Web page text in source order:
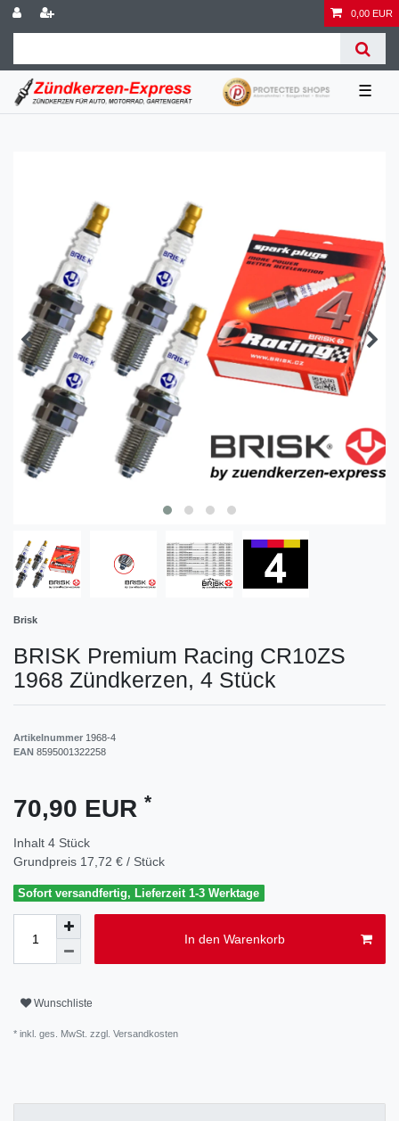
0,00 EUR
☰
Brisk
BRISK Premium Racing CR10ZS
1968 Zündkerzen, 4 Stück
Artikelnummer 1968-4
EAN 8595001322258
70,90 EUR *
Inhalt 4 Stück
Grundpreis 17,72 € / Stück
Sofort versandfertig, Lieferzeit 1-3 Werktage
In den Warenkorb
Wunschliste
* inkl. ges. MwSt. zzgl. Versandkosten